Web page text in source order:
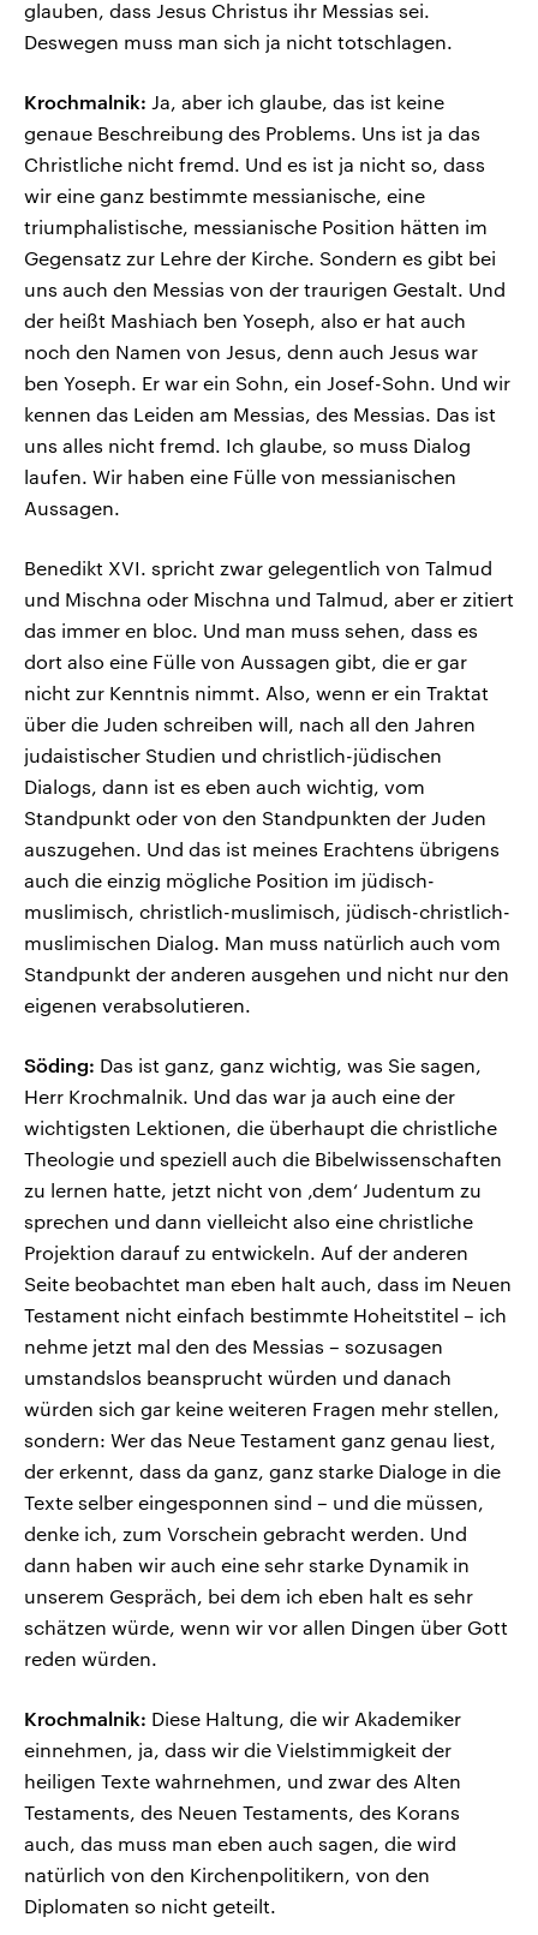
glauben, dass Jesus Christus ihr Messias sei.
Deswegen muss man sich ja nicht totschlagen.
Krochmalnik: Ja, aber ich glaube, das ist keine
genaue Beschreibung des Problems. Uns ist ja das
Christliche nicht fremd. Und es ist ja nicht so, dass
wir eine ganz bestimmte messianische, eine
triumphalistische, messianische Position hätten im
Gegensatz zur Lehre der Kirche. Sondern es gibt bei
uns auch den Messias von der traurigen Gestalt. Und
der heißt Mashiach ben Yoseph, also er hat auch
noch den Namen von Jesus, denn auch Jesus war
ben Yoseph. Er war ein Sohn, ein Josef-Sohn. Und wir
kennen das Leiden am Messias, des Messias. Das ist
uns alles nicht fremd. Ich glaube, so muss Dialog
laufen. Wir haben eine Fülle von messianischen
Aussagen.
Benedikt XVI. spricht zwar gelegentlich von Talmud
und Mischna oder Mischna und Talmud, aber er zitiert
das immer en bloc. Und man muss sehen, dass es
dort also eine Fülle von Aussagen gibt, die er gar
nicht zur Kenntnis nimmt. Also, wenn er ein Traktat
über die Juden schreiben will, nach all den Jahren
judaistischer Studien und christlich-jüdischen
Dialogs, dann ist es eben auch wichtig, vom
Standpunkt oder von den Standpunkten der Juden
auszugehen. Und das ist meines Erachtens übrigens
auch die einzig mögliche Position im jüdisch-
muslimisch, christlich-muslimisch, jüdisch-christlich-
muslimischen Dialog. Man muss natürlich auch vom
Standpunkt der anderen ausgehen und nicht nur den
eigenen verabsolutieren.
Söding: Das ist ganz, ganz wichtig, was Sie sagen,
Herr Krochmalnik. Und das war ja auch eine der
wichtigsten Lektionen, die überhaupt die christliche
Theologie und speziell auch die Bibelwissenschaften
zu lernen hatte, jetzt nicht von ‚dem‘ Judentum zu
sprechen und dann vielleicht also eine christliche
Projektion darauf zu entwickeln. Auf der anderen
Seite beobachtet man eben halt auch, dass im Neuen
Testament nicht einfach bestimmte Hoheitstitel – ich
nehme jetzt mal den des Messias – sozusagen
umstandslos beansprucht würden und danach
würden sich gar keine weiteren Fragen mehr stellen,
sondern: Wer das Neue Testament ganz genau liest,
der erkennt, dass da ganz, ganz starke Dialoge in die
Texte selber eingesponnen sind – und die müssen,
denke ich, zum Vorschein gebracht werden. Und
dann haben wir auch eine sehr starke Dynamik in
unserem Gespräch, bei dem ich eben halt es sehr
schätzen würde, wenn wir vor allen Dingen über Gott
reden würden.
Krochmalnik: Diese Haltung, die wir Akademiker
einnehmen, ja, dass wir die Vielstimmigkeit der
heiligen Texte wahrnehmen, und zwar des Alten
Testaments, des Neuen Testaments, des Korans
auch, das muss man eben auch sagen, die wird
natürlich von den Kirchenpolitikern, von den
Diplomaten so nicht geteilt.